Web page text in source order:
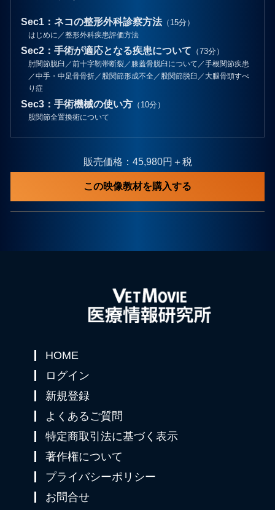
Sec1：ネコの整形外科診察方法（15分）
はじめに／整形外科疾患評価方法
Sec2：手術が適応となる疾患について （73分）
肘関節脱臼／前十字靭帯断裂／膝蓋骨脱臼について／手根関節疾患
／中手・中足骨骨折／股関節形成不全／股関節脱臼／大腿骨頭すべ
り症
Sec3：手術機械の使い方（10分）
股関節全置換術について
販売価格：45,980円＋税
この映像教材を購入する
HOME
ログイン
新規登録
よくあるご質問
特定商取引法に基づく表示
著作権について
プライバシーポリシー
お問合せ